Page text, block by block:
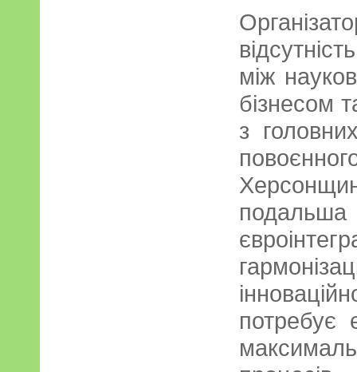
між
бізнесом
з
потребує